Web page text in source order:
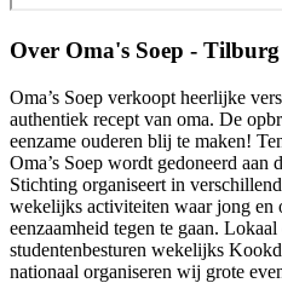
Over Oma's Soep - Tilburg
Oma’s Soep verkoopt heerlijke
authentiek recept van oma. De
eenzame ouderen blij te maken!
Oma’s Soep wordt gedoneerd aan
Stichting organiseert in
wekelijks activiteiten waar jong en
eenzaamheid tegen te gaan.
studentenbesturen wekelijks
nationaal organiseren wij grote